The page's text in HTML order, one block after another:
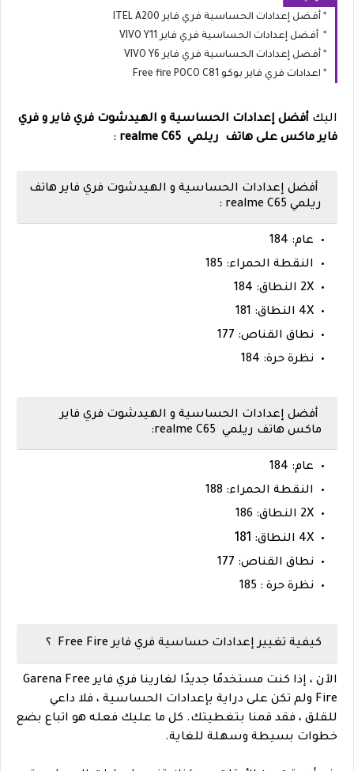
أفضل إعدادات الحساسية فري فاير ITEL A200
أفضل إعدادات الحساسية فري فاير VIVO Y11
أفضل إعدادات الحساسية فري فاير VIVO Y6
اعدادات فري فاير بوكو Free fire POCO C81
اليك أفضل إعدادات الحساسية و الهيدشوت فري فاير و فري
فاير ماكس على هاتف ريلمي realme C65
:
أفضل إعدادات الحساسية و الهيدشوت فري فاير هاتف
ريلمي realme C65 :
عام: 184
النقطة الحمراء: 185
2X النطاق: 184
4X النطاق: 181
نطاق القناص: 177
نظرة حرة: 184
أفضل إعدادات الحساسية و الهيدشوت فري فاير
ماكس هاتف ريلمي realme C65:
عام: 184
النقطة الحمراء: 188
2X النطاق: 186
4X النطاق:
181
نطاق القناص: 177
نظرة حرة : 185
كيفية تغيير إعدادات حساسية فري فاير Free Fire ؟
الآن ، إذا كنت مستخدمًا جديدًا لغارينا فري فاير Garena Free
Fire ولم تكن على دراية بإعدادات الحساسية ، فلا داعي
للقلق ، فقد قمنا بتغطيتك. كل ما عليك فعله هو اتباع بضع
خطوات بسيطة وسهلة للغاية.